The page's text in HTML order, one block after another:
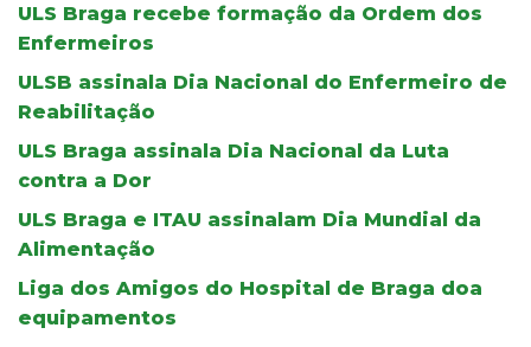
ULS Braga recebe formação da Ordem dos
Enfermeiros
ULSB assinala Dia Nacional do Enfermeiro de
Reabilitação
ULS Braga assinala Dia Nacional da Luta
contra a Dor
ULS Braga e ITAU assinalam Dia Mundial da
Alimentação
Liga dos Amigos do Hospital de Braga doa
equipamentos